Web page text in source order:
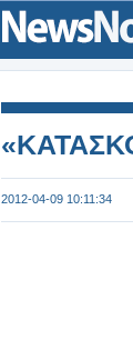
2012-04-09 10:11:34